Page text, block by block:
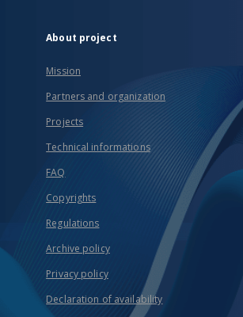
About project
Mission
Partners and organization
Projects
Technical informations
FAQ
Copyrights
Regulations
Archive policy
Privacy policy
Declaration of availability